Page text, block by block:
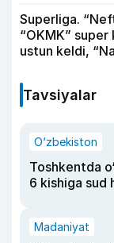
Superliga.
“OKMK”
ustun keldi,
Tavsiyalar
O‘zbekiston
Toshkentda
6 kishiga sud
Madaniyat